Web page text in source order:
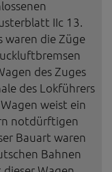
IIc 13.
waren die Züge
des Zuges
des Lokführers
weist ein
notdürftigen
Bauart waren
Bahnen